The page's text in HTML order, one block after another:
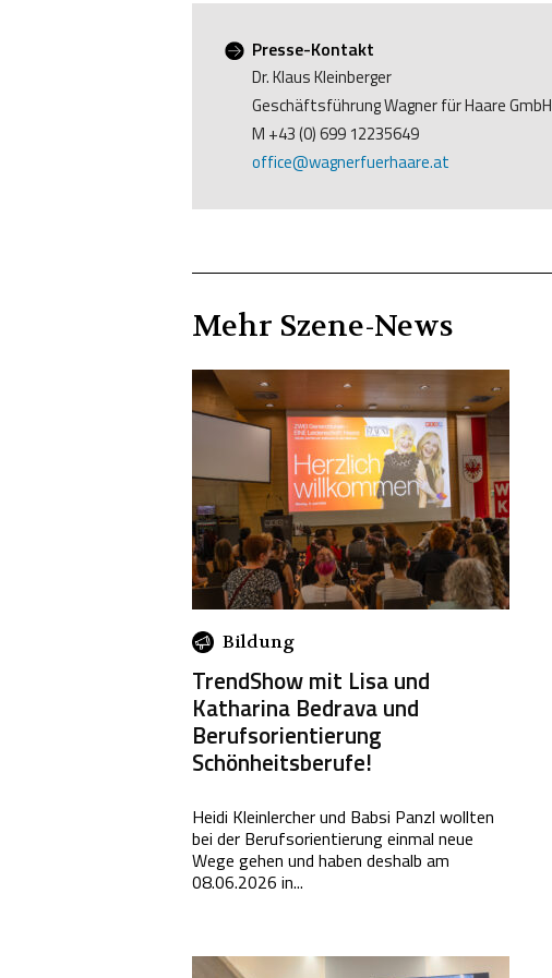
Presse-Kontakt
Dr. Klaus Kleinberger
Geschäftsführung Wagner für Haare GmbH
M +43 (0) 699 12235649
office@wagnerfuerhaare.at
Mehr Szene-News
Bildung
TrendShow mit Lisa und
Katharina Bedrava und
Berufsorientierung
Schönheitsberufe!
Heidi Kleinlercher und Babsi Panzl wollten
bei der Berufsorientierung einmal neue
Wege gehen und haben deshalb am
08.06.2026 in...